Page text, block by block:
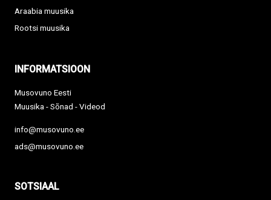
Araabia muusika
Rootsi muusika
INFORMATSIOON
Musovuno Eesti
Muusika - Sõnad - Videod
info@musovuno.ee
ads@musovuno.ee
SOTSIAAL